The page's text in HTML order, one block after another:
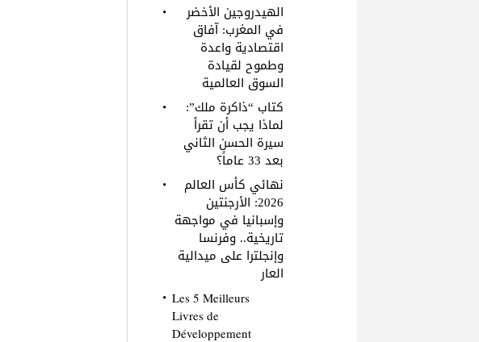
الهيدروجين الأخضر
في المغرب: آفاق
اقتصادية واعدة
وطموح لقيادة
السوق العالمية
كتاب “ذاكرة ملك”:
لماذا يجب أن تقرأ
سيرة الحسن الثاني
بعد 33 عاماً؟
نهائي كأس العالم
2026: الأرجنتين
وإسبانيا في مواجهة
تاريخية.. وفرنسا
وإنجلترا على ميدالية
العار
Les 5 Meilleurs
Livres de
Développement